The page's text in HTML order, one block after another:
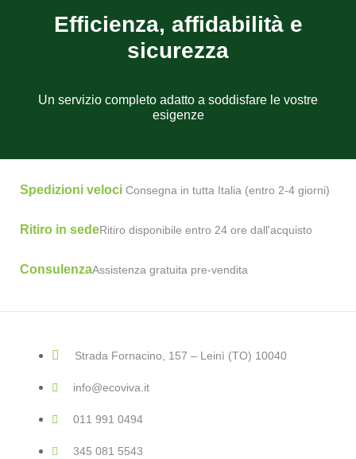
Efficienza, affidabilità e
sicurezza
Un servizio completo adatto a soddisfare le vostre
esigenze
Spedizioni veloci Consegna in tutta Italia (entro 2-4 giorni)
Ritiro in sedeRitiro disponibile entro 24 ore dall'acquisto
ConsulenzaAssistenza gratuita pre-vendita
Strada Fornacino, 157 – Leinì (TO) 10040
info@ecoviva.it
011 991 0494
345 081 5543